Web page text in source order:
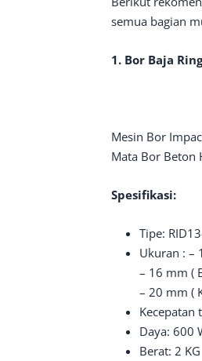
semua bagian
1. Bor Baja
Mesin Bor
Mata Bor Beton
Spesifikasi:
Tipe:
Ukuran : –
– 16 mm (
– 20 mm (
Kecepatan
Daya: 600
Berat: 2 KG